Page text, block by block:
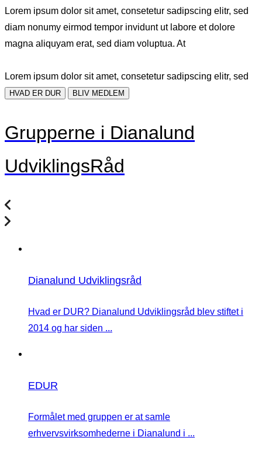
Lorem ipsum dolor sit amet, consetetur sadipscing elitr, sed
diam nonumy eirmod tempor invidunt ut labore et dolore
magna aliquyam erat, sed diam voluptua. At
Lorem ipsum dolor sit amet, consetetur sadipscing elitr, sed
HVAD ER DUR BLIV MEDLEM
Grupperne i Dianalund
UdviklingsRåd
Dianalund Udviklingsråd
Hvad er DUR? Dianalund Udviklingsråd blev stiftet i
2014 og har siden ...
EDUR
Formålet med gruppen er at samle
erhvervsvirksomhederne i Dianalund i ...